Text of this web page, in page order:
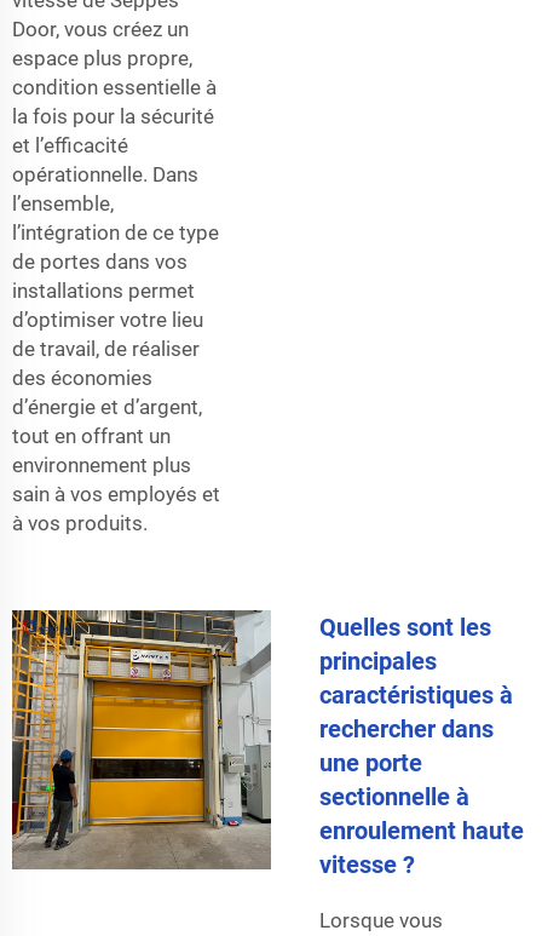
Door, vous créez un
espace plus propre,
condition essentielle à
la fois pour la sécurité
et l’efficacité
opérationnelle. Dans
l’ensemble,
l’intégration de ce type
de portes dans vos
installations permet
d’optimiser votre lieu
de travail, de réaliser
des économies
d’énergie et d’argent,
tout en offrant un
environnement plus
sain à vos employés et
à vos produits.
Quelles sont les
principales
caractéristiques à
rechercher dans
une porte
sectionnelle à
enroulement haute
vitesse ?
Lorsque vous